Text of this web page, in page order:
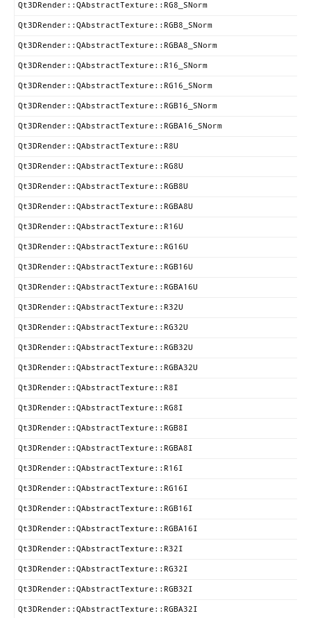
Qt3DRender::QAbstractTexture::RG8_SNorm
Qt3DRender::QAbstractTexture::RGB8_SNorm
Qt3DRender::QAbstractTexture::RGBA8_SNorm
Qt3DRender::QAbstractTexture::R16_SNorm
Qt3DRender::QAbstractTexture::RG16_SNorm
Qt3DRender::QAbstractTexture::RGB16_SNorm
Qt3DRender::QAbstractTexture::RGBA16_SNorm
Qt3DRender::QAbstractTexture::R8U
Qt3DRender::QAbstractTexture::RG8U
Qt3DRender::QAbstractTexture::RGB8U
Qt3DRender::QAbstractTexture::RGBA8U
Qt3DRender::QAbstractTexture::R16U
Qt3DRender::QAbstractTexture::RG16U
Qt3DRender::QAbstractTexture::RGB16U
Qt3DRender::QAbstractTexture::RGBA16U
Qt3DRender::QAbstractTexture::R32U
Qt3DRender::QAbstractTexture::RG32U
Qt3DRender::QAbstractTexture::RGB32U
Qt3DRender::QAbstractTexture::RGBA32U
Qt3DRender::QAbstractTexture::R8I
Qt3DRender::QAbstractTexture::RG8I
Qt3DRender::QAbstractTexture::RGB8I
Qt3DRender::QAbstractTexture::RGBA8I
Qt3DRender::QAbstractTexture::R16I
Qt3DRender::QAbstractTexture::RG16I
Qt3DRender::QAbstractTexture::RGB16I
Qt3DRender::QAbstractTexture::RGBA16I
Qt3DRender::QAbstractTexture::R32I
Qt3DRender::QAbstractTexture::RG32I
Qt3DRender::QAbstractTexture::RGB32I
Qt3DRender::QAbstractTexture::RGBA32I